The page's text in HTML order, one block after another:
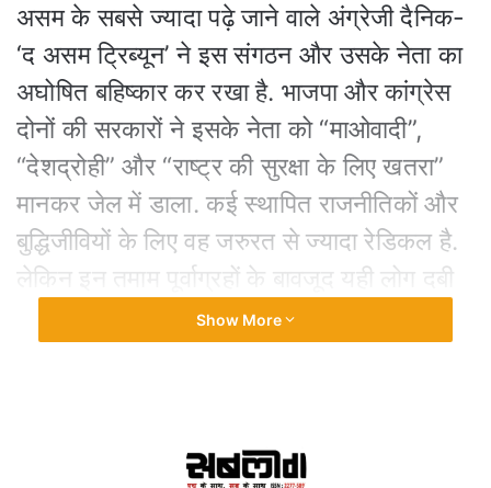
असम के सबसे ज्यादा पढ़े जाने वाले अंग्रेजी दैनिक-
‘द असम ट्रिब्यून’ ने इस संगठन और उसके नेता का
अघोषित बहिष्कार कर रखा है. भाजपा और कांग्रेस
दोनों की सरकारों ने इसके नेता को “माओवादी”,
“देशद्रोही” और “राष्ट्र की सुरक्षा के लिए खतरा”
मानकर जेल में डाला. कई स्थापित राजनीतिकों और
बुद्धिजीवियों के लिए वह जरुरत से ज्यादा रेडिकल है.
लेकिन इन तमाम पूर्वाग्रहों के बावजूद यही लोग दबी
जुबान से यह भी स्वीकार करते हैं कि अखिल गोगोई
Show More